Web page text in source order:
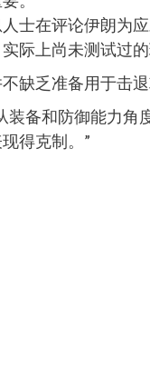
士在评论伊朗为
际上尚未测试过
缺乏准备用于击退
装备和防御能力
得克制。”